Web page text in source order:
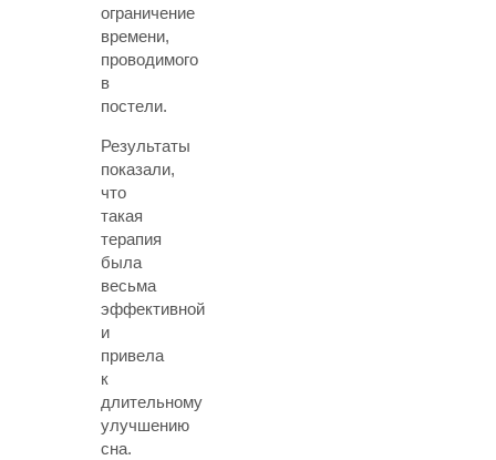
ограничение
времени,
проводимого
в
постели.
Результаты
показали,
что
такая
терапия
была
весьма
эффективной
и
привела
к
длительному
улучшению
сна.